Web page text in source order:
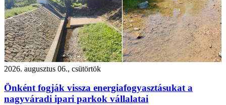
2026. augusztus 06., csütörtök
Önként fogják vissza energiafogyasztásukat a
nagyváradi ipari parkok vállalatai